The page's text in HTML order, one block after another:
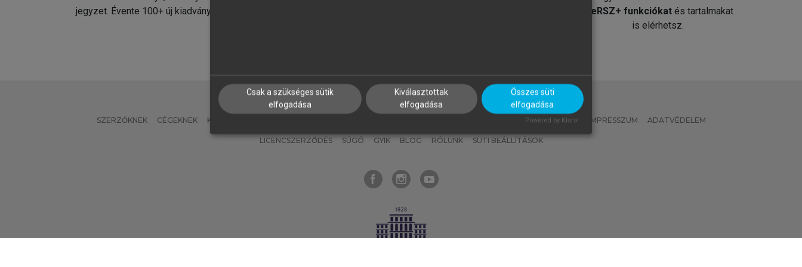
jegyzet. Évente 100+ új kiadvány.
MeRSZ+ funkciókat és tartalmakat
is elérhetsz.
SZERZŐKNEK CÉGEKNEK KÖNYVTÁROSOKNAK MI – ÁLTALÁNOS IRÁNYELVEK IMPRESSZUM ADATVÉDELEM
LICENCSZERZŐDÉS SÚGÓ GYIK BLOG RÓLUNK SÜTI BEÁLLÍTÁSOK
Csak a szükséges sütik
elfogadása
Kiválasztottak
elfogadása
Összes süti
elfogadása
Powered by Klaro!